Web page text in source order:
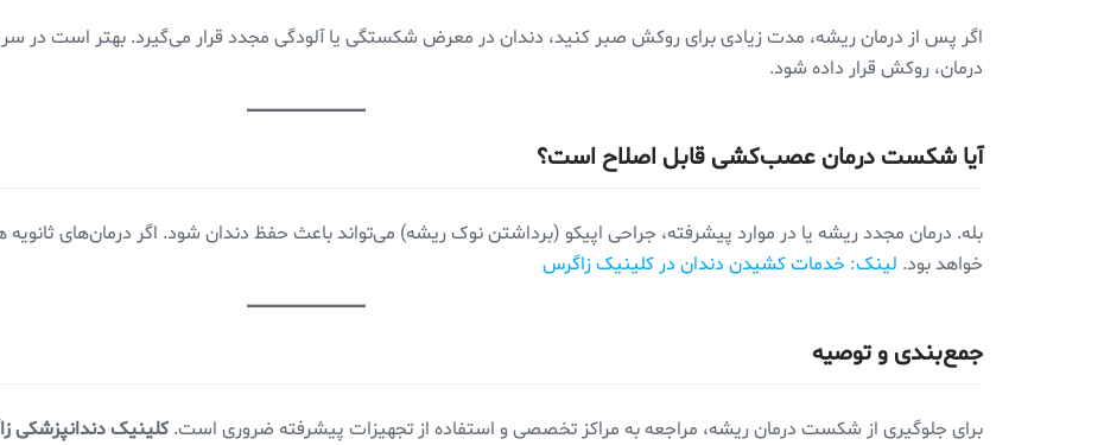
اگر پس از درمان ریشه، مدت زیادی برای روکش صبر کنید، دندان در معرض شکستگی یا آلودگی مجدد قرار می‌گیرد. بهتر است در
درمان، روکش قرار داده شود.
آیا شکست درمان عصب‌کشی قابل اصلاح است؟
بله. درمان مجدد ریشه یا در موارد پیشرفته، جراحی اپیکو (برداشتن نوک ریشه) می‌تواند باعث حفظ دندان شود. اگر درمان‌های
خواهد بود. لینک: خدمات کشیدن دندان در کلینیک زاگرس
جمع‌بندی و توصیه
برای جلوگیری از شکست درمان ریشه، مراجعه به مراکز تخصصی و استفاده از تجهیزات پیشرفته ضروری است. کلینیک دندانپزشکی